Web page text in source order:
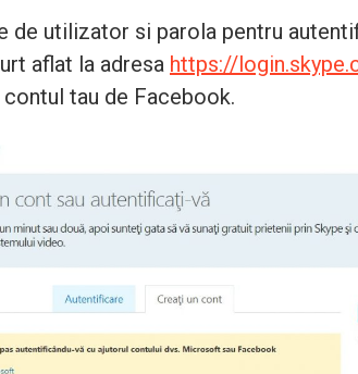
utilizator si parola pentru
aflat la adresa https://
tau de Facebook.